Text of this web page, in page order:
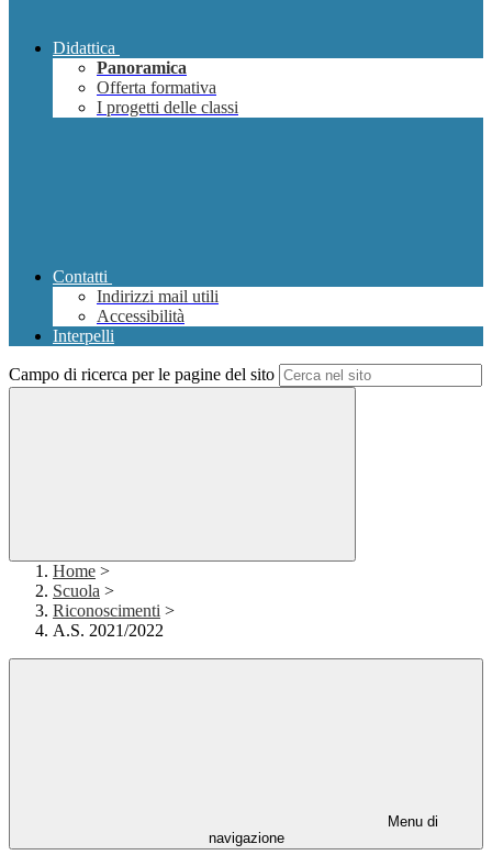
Didattica
Panoramica
Offerta formativa
I progetti delle classi
Contatti
Indirizzi mail utili
Accessibilità
Interpelli
Campo di ricerca per le pagine del sito
Home >
Scuola >
Riconoscimenti >
A.S. 2021/2022
Menu di
navigazione